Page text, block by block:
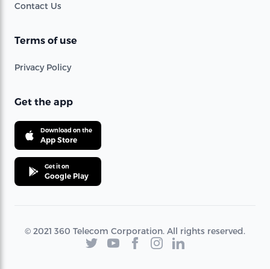
Contact Us
Terms of use
Privacy Policy
Get the app
Download on the
App Store
Get it on
Google Play
© 2021 360 Telecom Corporation. All rights reserved.